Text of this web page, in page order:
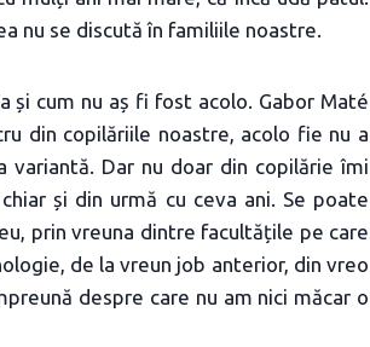
nu se discută în familiile noastre.
și cum nu aș fi fost acolo. Gabor Maté
din copilăriile noastre, acolo fie nu a
Dar nu doar din copilărie îmi
și din urmă cu ceva ani. Se poate
prin vreuna dintre facultățile pe care
de la vreun job anterior, din vreo
despre care nu am nici măcar o